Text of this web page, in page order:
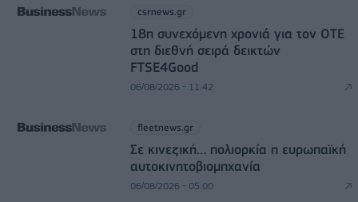
csrnews.gr
18η συνεχόμενη χρονιά για τον ΟΤΕ
στη διεθνή σειρά δεικτών
FTSE4Good
06/08/2026 - 11:42
fleetnews.gr
Σε κινεζική… πολιορκία η ευρωπαϊκή
αυτοκινητοβιομηχανία
06/08/2026 - 05:00